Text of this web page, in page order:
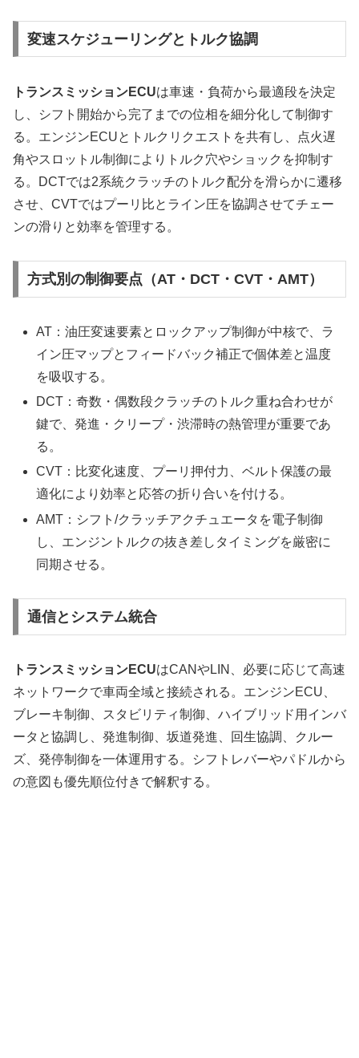
変速スケジューリングとトルク協調
トランスミッションECUは車速・負荷から最適段を決定
し、シフト開始から完了までの位相を細分化して制御す
る。エンジンECUとトルクリクエストを共有し、点火遅
角やスロットル制御によりトルク穴やショックを抑制す
る。DCTでは2系統クラッチのトルク配分を滑らかに遷移
させ、CVTではプーリ比とライン圧を協調させてチェー
ンの滑りと効率を管理する。
方式別の制御要点（AT・DCT・CVT・AMT）
AT：油圧変速要素とロックアップ制御が中核で、ラ
イン圧マップとフィードバック補正で個体差と温度
を吸収する。
DCT：奇数・偶数段クラッチのトルク重ね合わせが
鍵で、発進・クリープ・渋滞時の熱管理が重要であ
る。
CVT：比変化速度、プーリ押付力、ベルト保護の最
適化により効率と応答の折り合いを付ける。
AMT：シフト/クラッチアクチュエータを電子制御
し、エンジントルクの抜き差しタイミングを厳密に
同期させる。
通信とシステム統合
トランスミッションECUはCANやLIN、必要に応じて高速
ネットワークで車両全域と接続される。エンジンECU、
ブレーキ制御、スタビリティ制御、ハイブリッド用インバ
ータと協調し、発進制御、坂道発進、回生協調、クルー
ズ、発停制御を一体運用する。シフトレバーやパドルから
の意図も優先順位付きで解釈する。